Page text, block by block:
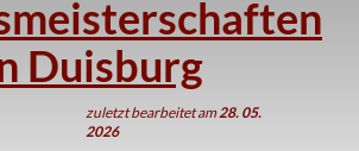
Duisburg
zuletzt bearbeitet am28. 05.
2026